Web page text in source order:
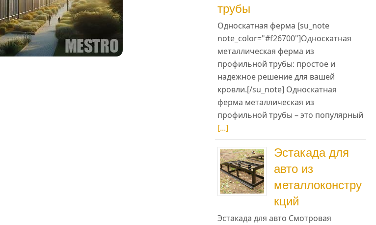
трубы
Односкатная ферма [su_note
note_color="#f26700"]Односкатная
металлическая ферма из
профильной трубы: простое и
надежное решение для вашей
кровли.[/su_note] Односкатная
ферма металлическая из
профильной трубы – это популярный
[...]
Эстакада для
авто из
металлоконстру
кций
Эстакада для авто Смотровая